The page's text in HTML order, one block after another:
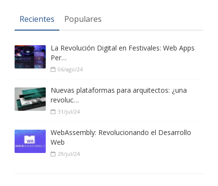
Recientes Populares
La Revolución Digital en Festivales: Web Apps
Per…
06/ago/24
Nuevas plataformas para arquitectos: ¿una
revoluc…
31/jul/24
WebAssembly: Revolucionando el Desarrollo
Web
29/jul/24